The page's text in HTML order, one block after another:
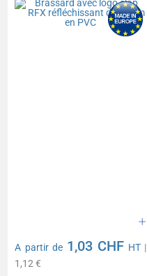
A partir de 1,03 CHF HT|
1,12 €